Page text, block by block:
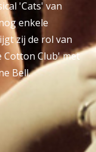
'Cats' van
enkele
zij de rol van
Cotton Club' met
Bell.